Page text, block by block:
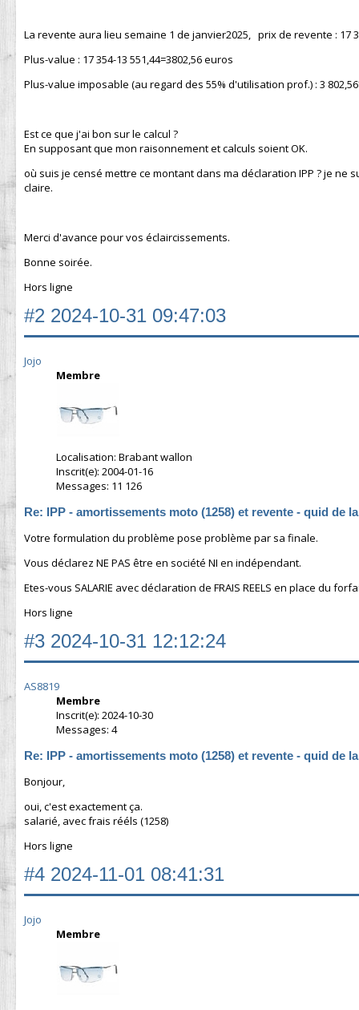
La revente aura lieu semaine 1 de janvier2025, prix de revente : 17
Plus-value : 17 354-13 551,44=3802,56 euros
Plus-value imposable (au regard des 55% d'utilisation prof.) : 3
Est ce que j'ai bon sur le calcul ?
En supposant que mon raisonnement et calculs soient OK.
où suis je censé mettre ce montant dans ma déclaration IPP ? je
claire.
Merci d'avance pour vos éclaircissements.
Bonne soirée.
Hors ligne
#2 2024-10-31 09:47:03
Jojo
Membre
Localisation: Brabant wallon
Inscrit(e): 2004-01-16
Messages: 11 126
Re: IPP - amortissements moto (1258) et revente - quid de
Votre formulation du problème pose problème par sa finale.
Vous déclarez NE PAS être en société NI en indépendant.
Etes-vous SALARIE avec déclaration de FRAIS REELS en place du
Hors ligne
#3 2024-10-31 12:12:24
AS8819
Membre
Inscrit(e): 2024-10-30
Messages: 4
Re: IPP - amortissements moto (1258) et revente - quid de
Bonjour,
oui, c'est exactement ça.
salarié, avec frais rééls (1258)
Hors ligne
#4 2024-11-01 08:41:31
Jojo
Membre